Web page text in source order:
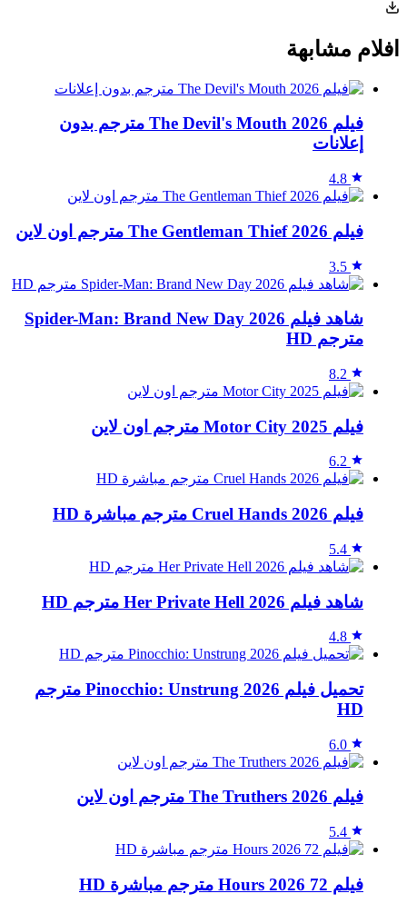
افلام مشابهة
فيلم The Devil's Mouth 2026 مترجم بدون
إعلانات
4.8
فيلم The Gentleman Thief 2026 مترجم اون لاين
3.5
شاهد فيلم Spider-Man: Brand New Day 2026
مترجم HD
8.2
فيلم Motor City 2025 مترجم اون لاين
6.2
فيلم Cruel Hands 2026 مترجم مباشرة HD
5.4
شاهد فيلم Her Private Hell 2026 مترجم HD
4.8
تحميل فيلم Pinocchio: Unstrung 2026 مترجم
HD
6.0
فيلم The Truthers 2026 مترجم اون لاين
5.4
فيلم 72 Hours 2026 مترجم مباشرة HD